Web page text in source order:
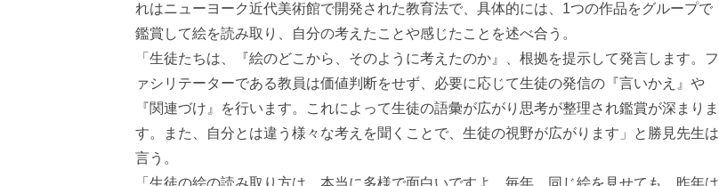
れはニューヨーク近代美術館で開発された教育法で、具体的には、1つの作品をグループで
鑑賞して絵を読み取り、自分の考えたことや感じたことを述べ合う。
「生徒たちは、『絵のどこから、そのように考えたのか』、根拠を提示して発言します。フ
ァシリテーターである教員は価値判断をせず、必要に応じて生徒の発信の『言いかえ』や
『関連づけ』を行います。これによって生徒の語彙が広がり思考が整理され鑑賞が深まりま
す。また、自分とは違う様々な考えを聞くことで、生徒の視野が広がります」と勝見先生は
言う。
「生徒の絵の読み取り方は、本当に多様で面白いですよ。毎年、同じ絵を見せても、昨年は